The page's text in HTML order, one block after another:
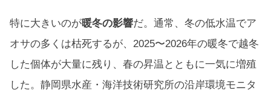
特に大きいのが暖冬の影響だ。通常、冬の低水温でア
オサの多くは枯死するが、2025〜2026年の暖冬で越冬
した個体が大量に残り、春の昇温とともに一気に増殖
した。静岡県水産・海洋技術研究所の沿岸環境モニタ